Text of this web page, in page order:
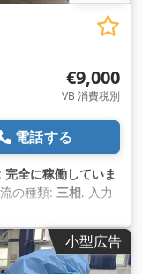
€9,000
VB 消費税別
電話する
完全に稼働していま
の種類: 三相, 入力
小型広告